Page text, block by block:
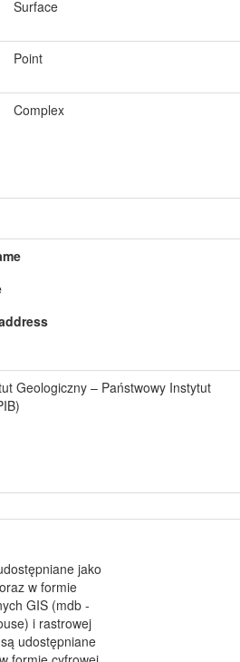
Surface
Point
Complex
Geologiczny – Państwowy Instytut
jako
w formie
GIS (mdb -
i rastrowej
udostępniane